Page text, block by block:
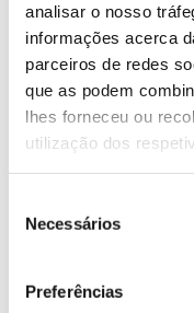
analisar o nosso
informações acerca
parceiros de redes
que as podem
lhes forneceu ou
utilização dos
Necessários
Preferências
Saiba mais
13.07.2026
Genoma do priolo